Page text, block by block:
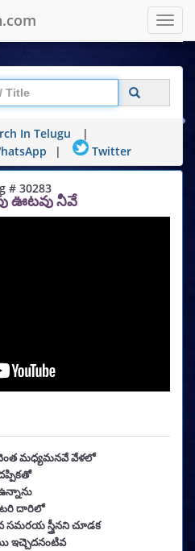
In Telugu
|
| Twitter
# 30283
ఊటవు నీవే
మధ్యమనవే వేళలో
దారిలో
సమరయ స్త్రీనని చూడక
ఇచ్చెదనంటివ